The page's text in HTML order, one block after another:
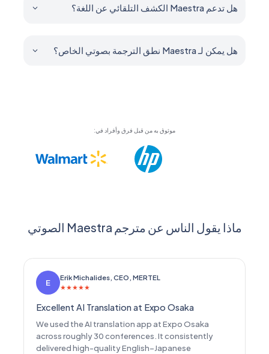
للمحاضرات والاجتماعات والمؤتمرات والفعاليات التي تستمر
طوال اليوم.
هل تدعم Maestra الكشف التلقائي عن اللغة؟
هل يمكن لـ Maestra نطق الترجمة بصوتي الخاص؟
موثوق به من قبل فرق وأفراد في:
ماذا يقول الناس عن مترجم Maestra الصوتي
E
Erik Michalides, CEO, MERTEL
★★★★★
Excellent AI Translation at Expo Osaka
We used the AI translation app at Expo Osaka
across roughly 30 conferences. It consistently
delivered high-quality English–Japanese